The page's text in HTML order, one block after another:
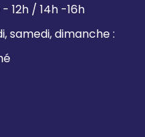
- 12h / 14h -16h
samedi, dimanche :